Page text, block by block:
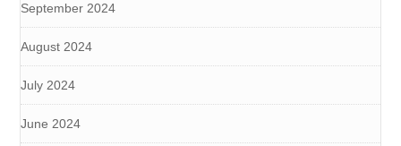
September 2024
August 2024
July 2024
June 2024